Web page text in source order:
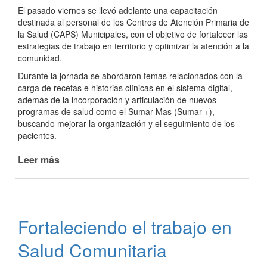
salud
bucal
de
infancias
El pasado viernes se llevó adelante una capacitación
destinada al personal de los Centros de Atención Primaria de
la Salud (CAPS) Municipales, con el objetivo de fortalecer las
estrategias de trabajo en territorio y optimizar la atención a la
comunidad.
Durante la jornada se abordaron temas relacionados con la
carga de recetas e historias clínicas en el sistema digital,
además de la incorporación y articulación de nuevos
programas de salud como el Sumar Mas (Sumar +),
buscando mejorar la organización y el seguimiento de los
pacientes.
Leer más
con
mas
capacitación
Fortaleciendo el trabajo en
Salud Comunitaria